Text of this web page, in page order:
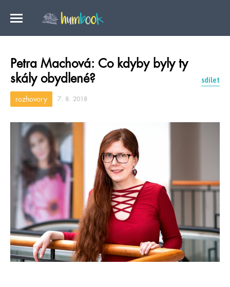
Petra Machová: Co kdyby byly ty
skály obydlené?
sdílet
rozhovory 7. 8. 2018